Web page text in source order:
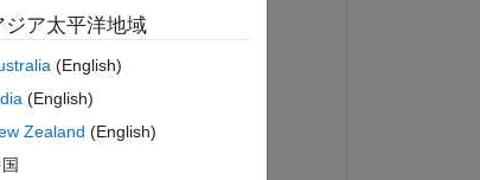
質問済み:
2021 年 6 月 21 日
コメント済み:
ジア太平洋地域
(English)
(English)
Zealand (English)